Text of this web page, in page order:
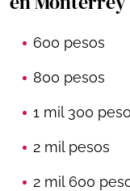
600 pesos
800 pesos
1 mil 300
2 mil pesos
2 mil 600